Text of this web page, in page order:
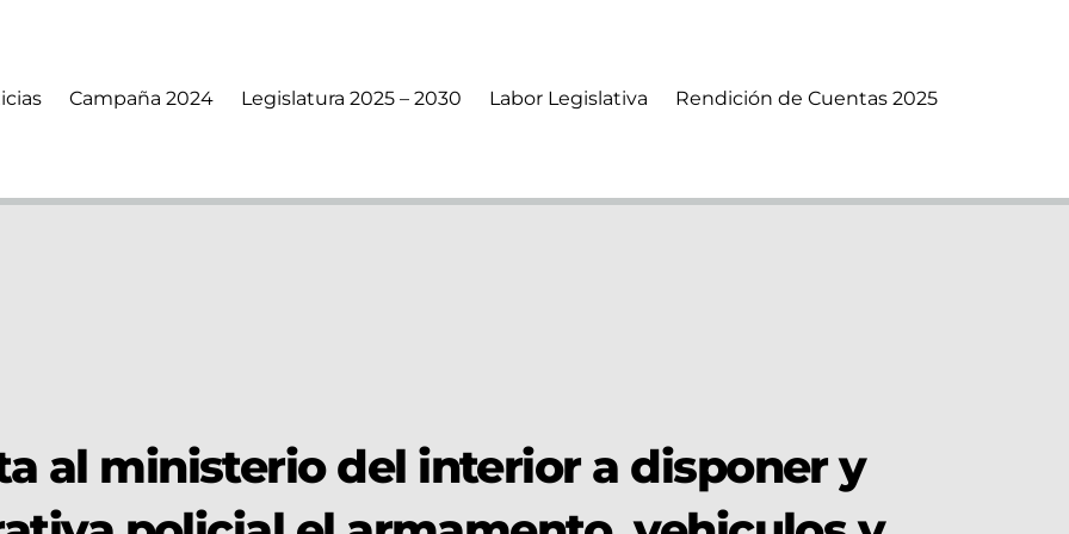
Campaña 2024 Legislatura 2025 – 2030 Labor Legislativa Rendición de Cuentas 2025
al ministerio del interior a disponer y